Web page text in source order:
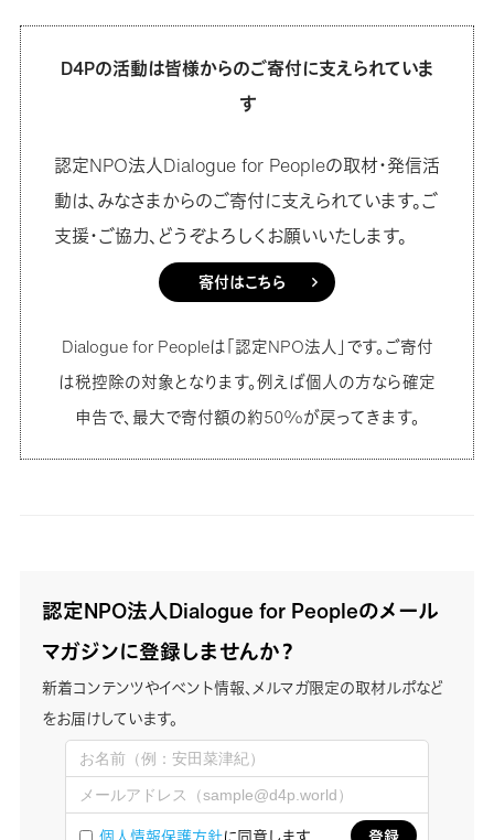
D4Pの活動は皆様からのご寄付に支えられていま
す
認定NPO法人Dialogue for Peopleの取材・発信活
動は、みなさまからのご寄付に支えられています。ご
支援・ご協力、どうぞよろしくお願いいたします。
寄付はこちら
Dialogue for Peopleは「認定NPO法人」です。ご寄付
は税控除の対象となります。例えば個人の方なら確定
申告で、最大で寄付額の約50%が戻ってきます。
認定NPO法人Dialogue for Peopleのメール
マガジンに登録しませんか？
新着コンテンツやイベント情報、メルマガ限定の取材ルポなど
をお届けしています。